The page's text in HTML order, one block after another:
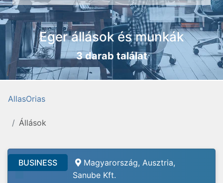
Eger állások és munkák
3 darab találat
AllasOrias
Állások
BUSINESS
Magyarország, Ausztria,
Sanube Kft.